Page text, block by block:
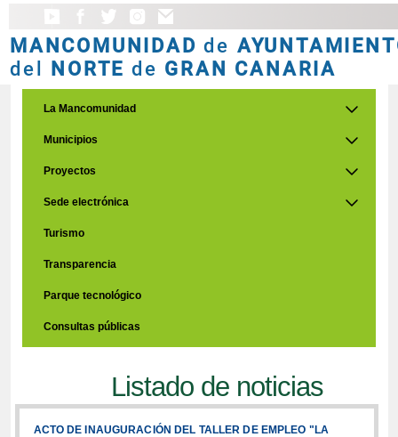
MANCOMUNIDAD de
del NORTE de GRAN CANARIA
La Mancomunidad
Municipios
Proyectos
Sede electrónica
Turismo
Transparencia
Parque tecnológico
Consultas públicas
Listado de noticias
ACTO DE INAUGURACIÓN DEL TALLER DE EMPLEO "LA